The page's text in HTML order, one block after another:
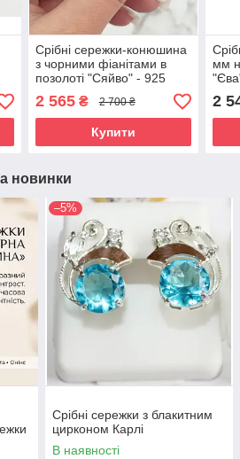
Срібні сережки-конюшина
з чорними фіанітами в
позолоті "Сяйво" - 925
проба
2 565₴ 2 700 ₴
Купити
мм
2
новинки
–5%
Срібні сережки з блакитним
цирконом Карлі
В наявності